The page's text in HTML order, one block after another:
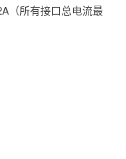
（所有接口总电流最